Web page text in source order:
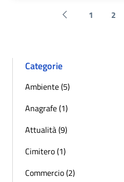
Pagina precedente
1 2
Categorie
Ambiente (5)
Anagrafe (1)
Attualità (9)
Cimitero (1)
Commercio (2)